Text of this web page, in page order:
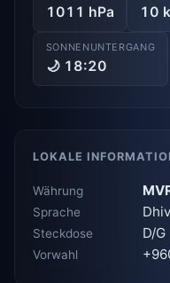
1011 hPa 10
SONNENUNTERGANG
🌙 18:20
LOKALE
Währung
Sprache
Steckdose D/G
Vorwahl